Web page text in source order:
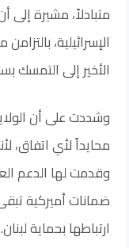
متبادلاً، مشيرة إلى
الإسرائيلية،
الأخير إلى التمسك
وشددت على أن
محايداً لأي اتفاق،
وقدمت لها الدعم
ضمانات أميركية
ارتباطها بحماية لبنان.